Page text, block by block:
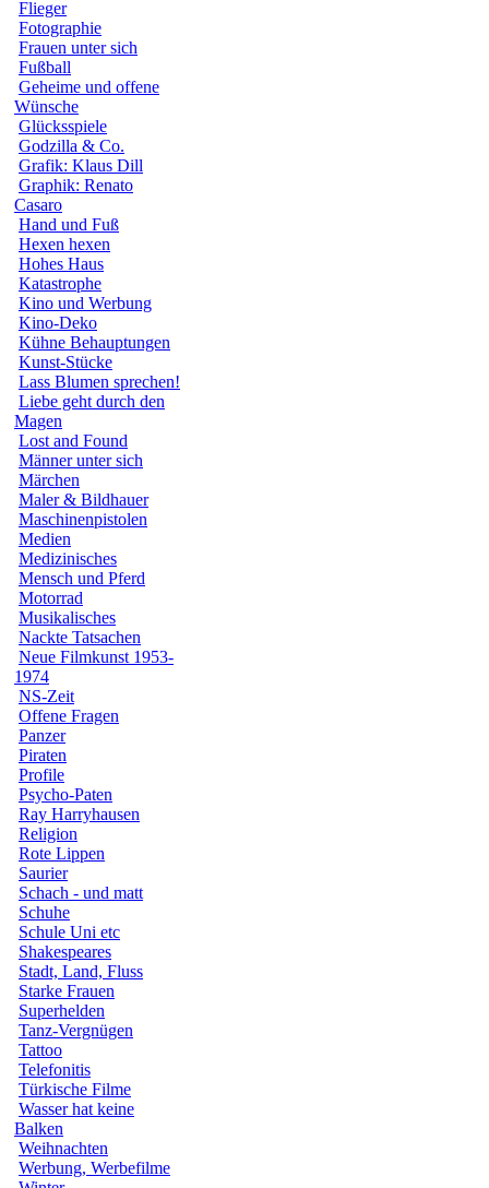
Flieger
Fotographie
Frauen unter sich
Fußball
Geheime und offene
Wünsche
Glücksspiele
Godzilla & Co.
Grafik: Klaus Dill
Graphik: Renato
Casaro
Hand und Fuß
Hexen hexen
Hohes Haus
Katastrophe
Kino und Werbung
Kino-Deko
Kühne Behauptungen
Kunst-Stücke
Lass Blumen sprechen!
Liebe geht durch den
Magen
Lost and Found
Männer unter sich
Märchen
Maler & Bildhauer
Maschinenpistolen
Medien
Medizinisches
Mensch und Pferd
Motorrad
Musikalisches
Nackte Tatsachen
Neue Filmkunst 1953-
1974
NS-Zeit
Offene Fragen
Panzer
Piraten
Profile
Psycho-Paten
Ray Harryhausen
Religion
Rote Lippen
Saurier
Schach - und matt
Schuhe
Schule Uni etc
Shakespeares
Stadt, Land, Fluss
Starke Frauen
Superhelden
Tanz-Vergnügen
Tattoo
Telefonitis
Türkische Filme
Wasser hat keine
Balken
Weihnachten
Werbung, Werbefilme